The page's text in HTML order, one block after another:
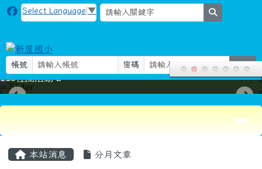
跳至主內容區
新屋國小
Select Language ▼
帳號 密碼 登入
115社團活動-2
本站消息 分月文章